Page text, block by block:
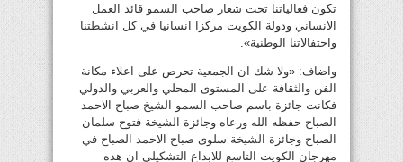
تكون فعالياتنا تحت شعار صاحب السمو قائد العمل
الانساني ودولة الكويت مركزا انسانيا في كل انشطتنا
واحتفالاتنا الوطنية».
واضاف: «ولا شك ان الجمعية تحرص على اعلاء مكانة
الفن والثقافة على المستوى المحلي والعربي والدولي
فكانت جائزة باسم صاحب السمو الشيخ صباح الاحمد
الصباح حفظه الله ورعاه وجائزة الشيخة فتوح سلمان
الصباح وجائزة الشيخة سلوى صباح الاحمد الصباح في
مهرجان الكويت التاسع للابداع التشكيلي ان هذه